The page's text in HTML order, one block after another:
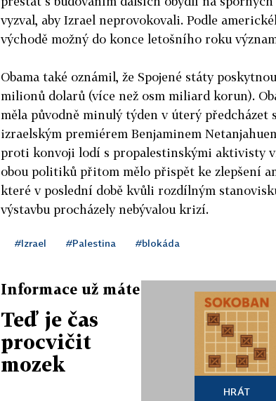
vyzval, aby Izrael neprovokovali. Podle
východě možný do konce letošního roku
Obama také oznámil, že Spojené státy
milionů dolarů (více než osm miliard korun).
měla původně minulý týden v úterý předcházet
izraelským premiérem Benjaminem
proti konvoji lodí s propalestinskými aktivisty
obou politiků přitom mělo přispět ke zlepšení
které v poslední době kvůli rozdílným
výstavbu procházely nebývalou krizí.
#Izrael #Palestina #blokáda
Informace už máte
Teď je čas
procvičit
mozek
HRÁT